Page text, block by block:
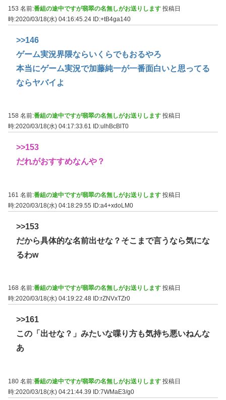
153 名前:番組の途中ですが翡翠の名無しがお送りします 投稿日
時:2020/03/18(水) 04:16:45.24 ID:+tB4ga140
>>146
ゲーム実況界隈ならいくらでもおるやろ
本当にゲーム実況で加藤純一が一番面白いと思ってる
ならヤバイよ
158 名前:番組の途中ですが翡翠の名無しがお送りします 投稿日
時:2020/03/18(水) 04:17:33.61
ID:ulhBcBlT0
>>153
だれがおすすめなんや？
161 名前:番組の途中ですが翡翠の名無しがお送りします 投稿日
時:2020/03/18(水) 04:18:29.55 ID:a4+xdoLM0
>>153
だから具体的な名前出せな？そこまで言うなら気にな
るわw
168 名前:番組の途中ですが翡翠の名無しがお送りします 投稿日
時:2020/03/18(水) 04:19:22.48 ID:rZNVxTZr0
>>161
この「出せな？」みたいな喋り方も気持ち悪いねんな
あ
180 名前:番組の途中ですが翡翠の名無しがお送りします 投稿日
時:2020/03/18(水) 04:21:44.39 ID:7WMaE3/g0